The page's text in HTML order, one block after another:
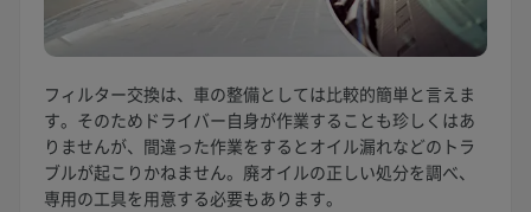
フィルター交換は、車の整備としては比較的簡単と言えま
す。そのためドライバー自身が作業することも珍しくはあ
りませんが、間違った作業をするとオイル漏れなどのトラ
ブルが起こりかねません。廃オイルの正しい処分を調べ、
専用の工具を用意する必要もあります。